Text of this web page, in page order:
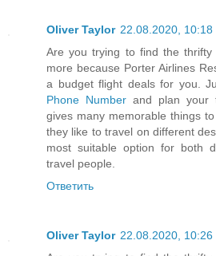
Oliver Taylor 22.08.2020, 10:18
Are you trying to find the thrifty
more because Porter Airlines
a budget flight deals for you.
Phone Number and plan your
gives many memorable things
they like to travel on different
most suitable option for both
travel people.
Ответить
Oliver Taylor 22.08.2020, 10:26